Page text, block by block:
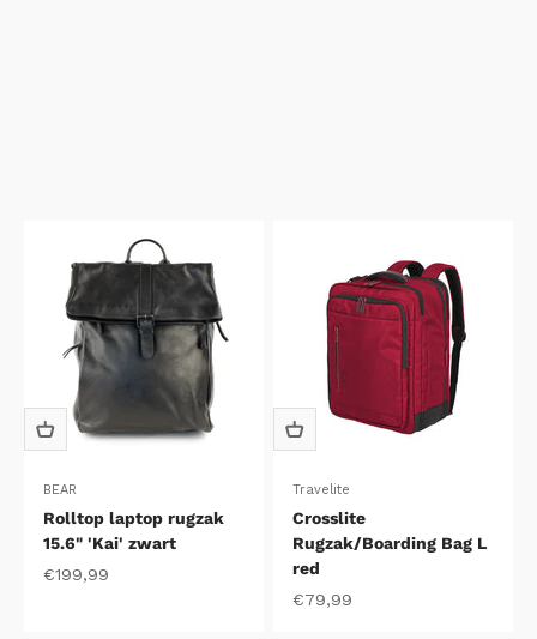
BEAR
Rolltop laptop rugzak
15.6" 'Kai' zwart
Aanbiedingsprijs
€199,99
Travelite
Crosslite
Rugzak/Boarding Bag L
red
Aanbiedingsprijs
€79,99